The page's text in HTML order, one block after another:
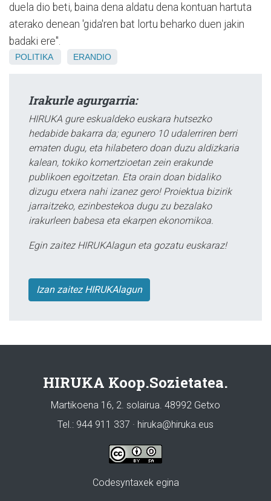
duela dio beti, baina dena aldatu dena kontuan hartuta
aterako denean 'gida'ren bat lortu beharko duen jakin
badaki ere".
POLITIKA ERANDIO
Irakurle agurgarria:
HIRUKA gure eskualdeko euskara hutsezko
hedabide bakarra da; egunero 10 udalerriren berri
ematen dugu, eta hilabetero doan duzu aldizkaria
kalean, tokiko komertzioetan zein erakunde
publikoen egoitzetan. Eta orain doan bidaliko
dizugu etxera nahi izanez gero! Proiektua bizirik
jarraitzeko, ezinbestekoa dugu zu bezalako
irakurleen babesa eta ekarpen ekonomikoa.
Egin zaitez HIRUKAlagun eta gozatu euskaraz!
Izan zaitez HIRUKAlagun
HIRUKA Koop.Sozietatea.
Martikoena 16, 2. solairua. 48992 Getxo
Tel.: 944 911 337 · hiruka@hiruka.eus
Codesyntaxek egina